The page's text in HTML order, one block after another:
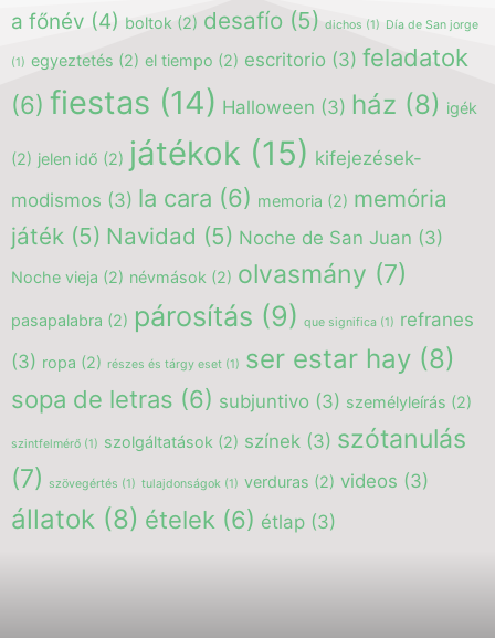
a főnév (4) boltok (2) desafío (5) dichos (1) Día de San jorge
(1) egyeztetés (2) el tiempo (2) escritorio (3) feladatok
(6) fiestas (14) Halloween (3) ház (8) igék
(2) jelen idő (2) játékok (15) kifejezések-
modismos (3) la cara (6) memoria (2) memória
játék (5) Navidad (5) Noche de San Juan (3)
Noche vieja (2) névmások (2) olvasmány (7)
pasapalabra (2) párosítás (9) que significa (1) refranes
(3) ropa (2) részes és tárgy eset (1) ser estar hay (8)
sopa de letras (6) subjuntivo (3) személyleírás (2)
szintfelmérő (1) szolgáltatások (2) színek (3) szótanulás
(7)
szövegértés (1) tulajdonságok (1) verduras (2) videos (3)
állatok (8) ételek (6) étlap (3)